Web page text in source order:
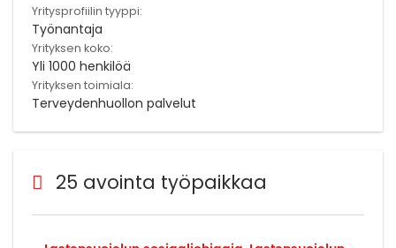
Yritysprofiilin tyyppi:
Työnantaja
Yrityksen koko:
Yli 1000 henkilöä
Yrityksen toimiala:
Terveydenhuollon palvelut
25 avointa työpaikkaa